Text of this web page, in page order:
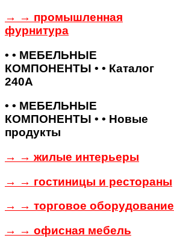
→ → промышленная
фурнитура
• • МЕБЕЛЬНЫЕ
КОМПОНЕНТЫ • • Каталог
240А
• • МЕБЕЛЬНЫЕ
КОМПОНЕНТЫ • • Новые
продукты
→ → жилые интерьеры
→ → гостиницы и рестораны
→ → торговое оборудование
→ → офисная мебель